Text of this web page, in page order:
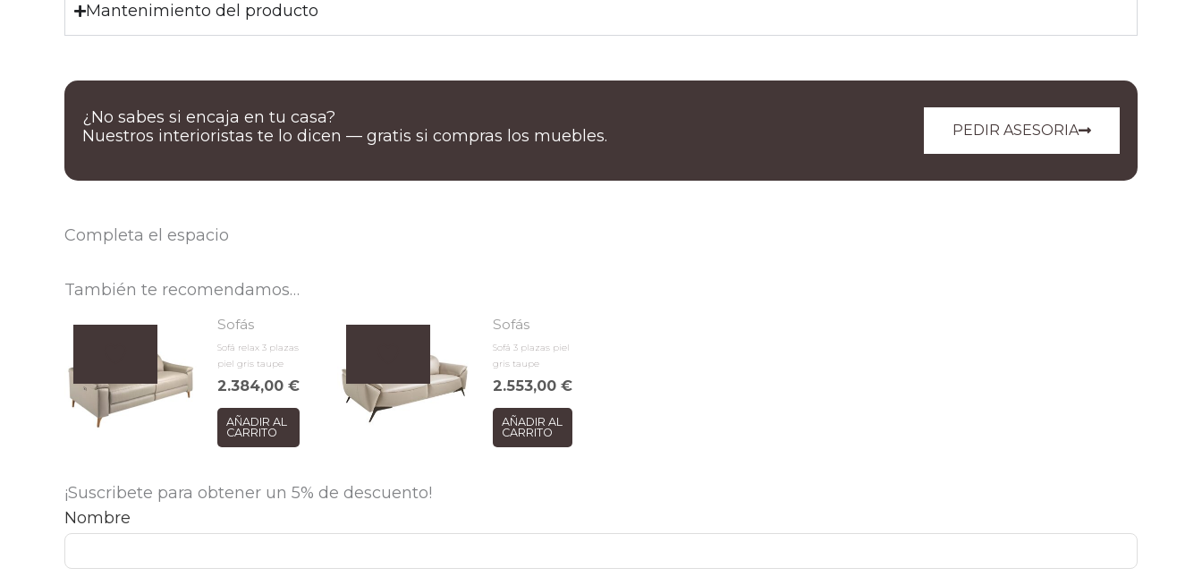
Mantenimiento del producto
PEDIR ASESORIA
¿No sabes si encaja en tu casa?
Nuestros interioristas te lo dicen — gratis si compras los muebles.
Completa el espacio
También te recomendamos…
Sofás
Sofá relax 3 plazas
piel gris taupe
2.384,00€
AÑADIR AL
CARRITO
Sofás
Sofá 3 plazas piel
gris taupe
2.553,00€
AÑADIR AL
CARRITO
¡Suscribete para obtener un 5% de descuento!
Nombre